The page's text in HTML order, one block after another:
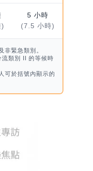
5 小時
(7.5 小時)
非緊急類別。
類別 II 的等候時
可於括號內顯示的